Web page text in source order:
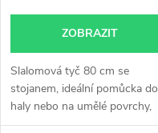
ZOBRAZIT
Slalomová tyč 80 cm se
stojanem, ideální pomůcka do
haly nebo na umělé povrchy,
neonově...